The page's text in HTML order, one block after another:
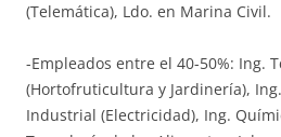
(Telemática), Ldo. en Marina Civil.
-Empleados entre el 40-50%: Ing.
(Hortofruticultura y Jardinería),
Industrial (Electricidad), Ing.